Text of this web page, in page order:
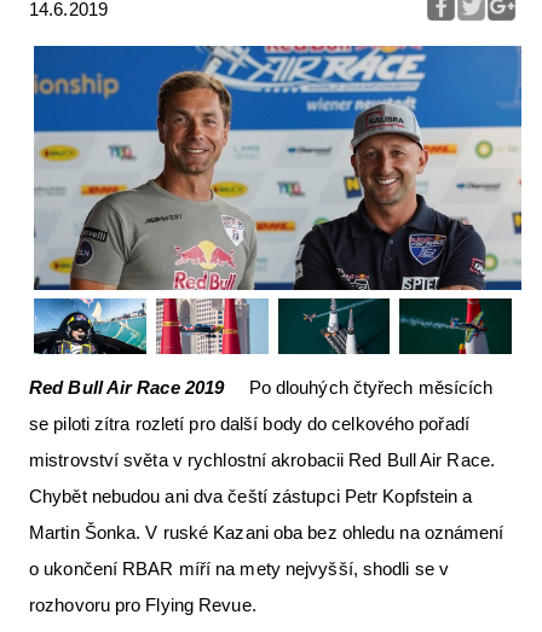
14.6.2019
Red Bull Air Race 2019
Po dlouhých čtyřech měsících
se piloti zítra rozletí pro další body do celkového pořadí
mistrovství světa v rychlostní akrobacii Red Bull Air Race.
Chybět nebudou ani dva čeští zástupci Petr Kopfstein a
Martin Šonka. V ruské Kazani oba bez ohledu na oznámení
o ukončení RBAR míří na mety nejvyšší, shodli se v
rozhovoru pro Flying Revue.
Pro piloty
Série & speciály
Letecká videa
Aktuální FR + archiv
Letecká muzea
VFR Communication app
The SAFE Guide app
Nabídky práce v letectví
E-SHOP